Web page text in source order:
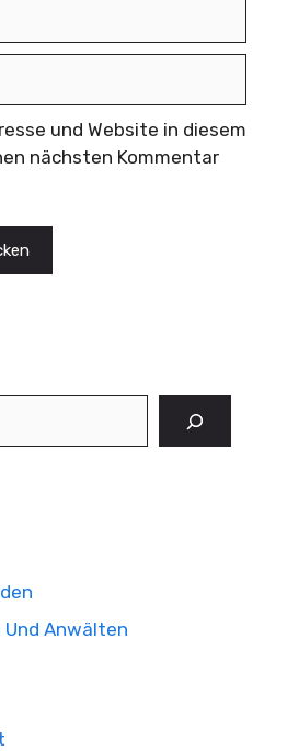
und Website in diesem
nächsten Kommentar
Anwälten